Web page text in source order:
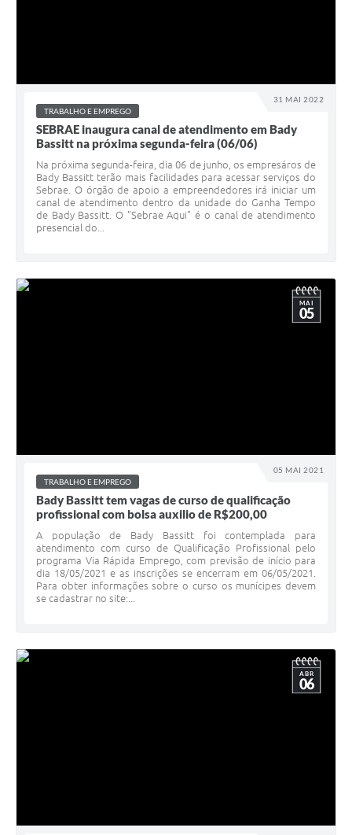
31 MAI 2022
TRABALHO E EMPREGO
SEBRAE inaugura canal de atendimento em Bady
Bassitt na próxima segunda-feira (06/06)
Na próxima segunda-feira, dia 06 de junho, os empresáros de
Bady Bassitt terão mais facilidades para acessar serviços do
Sebrae. O órgão de apoio a empreendedores irá iniciar um
canal de atendimento dentro da unidade do Ganha Tempo
de Bady Bassitt. O "Sebrae Aqui" é o canal de atendimento
presencial do...
05 MAI 2021
MAI
05
TRABALHO E EMPREGO
Bady Bassitt tem vagas de curso de qualificação
profissional com bolsa auxilio de R$200,00
A população de Bady Bassitt foi contemplada para
atendimento com curso de Qualificação Profissional pelo
programa Via Rápida Emprego, com previsão de início para
dia 18/05/2021 e as inscrições se encerram em 06/05/2021.
Para obter informações sobre o curso os munícipes devem
se cadastrar no site:...
ABR
06